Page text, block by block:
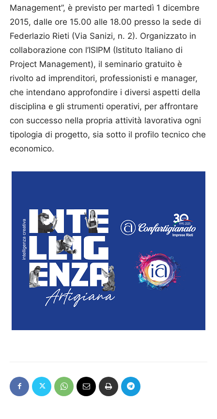
Management”, è previsto per martedì 1 dicembre
2015, dalle ore 15.00 alle 18.00 presso la sede di
Federlazio Rieti (Via Sanizi, n. 2). Organizzato in
collaborazione con l’ISIPM (Istituto Italiano di
Project Management), il seminario gratuito è
rivolto ad imprenditori, professionisti e manager,
che intendano approfondire i diversi aspetti della
disciplina e gli strumenti operativi, per affrontare
con successo nella propria attività lavorativa ogni
tipologia di progetto, sia sotto il profilo tecnico che
economico.